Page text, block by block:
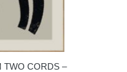
TWO CORDS –